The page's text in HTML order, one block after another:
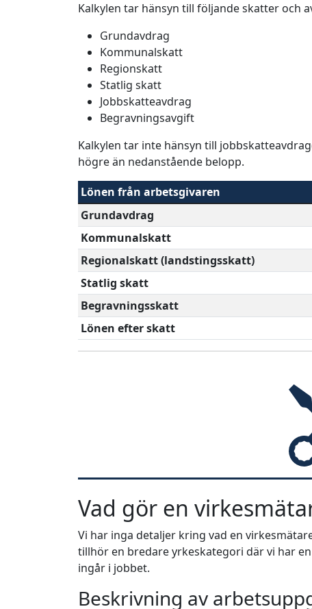
Kalkylen tar hänsyn till följande skatter och
Grundavdrag
Kommunalskatt
Regionskatt
Statlig skatt
Jobbskatteavdrag
Begravningsavgift
Kalkylen tar inte hänsyn till
högre än nedanstående belopp.
Lönen från arbetsgivaren
Grundavdrag
Kommunalskatt
Regionalskatt (landstingsskatt)
Statlig skatt
Begravningsskatt
Lönen efter skatt
Vad gör en
Vi har inga detaljer kring vad en
tillhör en bredare yrkeskategori där vi har
ingår i jobbet.
Beskrivning av